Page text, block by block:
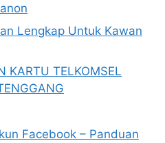
Lengkap Untuk Kawan
KARTU TELKOMSEL
Facebook – Panduan